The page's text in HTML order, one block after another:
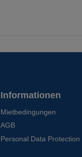
Informationen
Mietbedingungen
AGB
Personal Data Protection